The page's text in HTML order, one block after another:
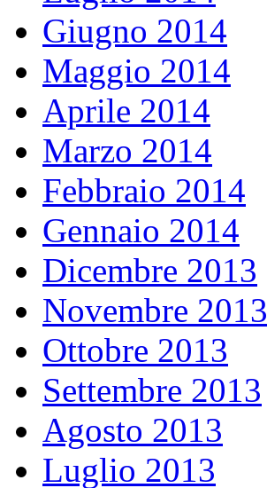
Giugno 2014
Maggio 2014
Aprile 2014
Marzo 2014
Febbraio 2014
Gennaio 2014
Dicembre 2013
Novembre 2013
Ottobre 2013
Settembre 2013
Agosto 2013
Luglio 2013